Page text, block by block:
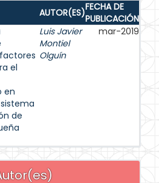
AUTOR(ES)FECHA DE
PUBLICACIÓN
el
en
de
Luis Javier
Montiel
Olguín
mar-2019